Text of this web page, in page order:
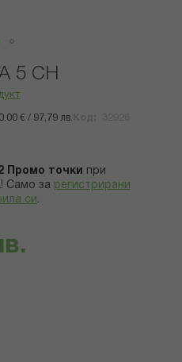
5 CH
€ / 97,79 лв.
Промо точки
при
Само за регистрирани
си .